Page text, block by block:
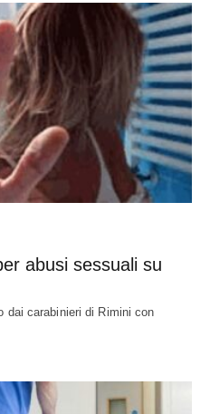
abusi sessuali su
dai carabinieri di Rimini con